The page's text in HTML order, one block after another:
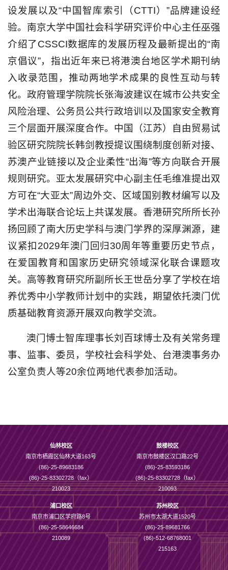
设发展以及“中国智库索引（CTTI）”品牌建设经
验。南京大学中国社会科学研究评价中心主任巫强
介绍了CSSCI数据库的发展历程及最新提出的“南
京倡议”，指出近年来已将港澳台地区学术期刊纳
入收录范围，推动两地学术成果的良性互动与转
化。政府管理学院院长张海波建议在城市公共安全
风险治理、公务员公共行政培训以及国家安全教育
三个层面开展深度合作。中国（江苏）自由贸易试
验区研究院院长韩剑教授提议围绕制度创新对接、
苏澳产业链接以及企业柔性“出海”等方向联合开展
规则研究。亚太发展研究中心副主任毛维准提出双
方可在“大亚太”周边外交、区域国别教材编写以及
学术出海联合论坛上共谋发展。香港研究所所长孙
扬回顾了南大历史学科与澳门学界的深厚渊源，建
议紧扣2029年澳门回归30周年等重要历史节点，
在爱国教育和国家历史研究领域深化联合课题攻
关。高等教育研究所副所长王世岳分享了学校在培
养优秀中小学教师计划中的实践，期望依托澳门优
质基础教育资源开展双向教学交流。
澳门博士智库理事长刘百球博士及有关常务理
事、监事、委员， 学校社会科学处、台港澳事务办
公室负责人等20余位两地代表参加活动。
仙林校区
南京市栖霞区仙林大道163号
(86)-25-89683186
(86)-25-83302728（fax）
210023
鼓楼校区
南京市鼓楼区汉口路22号
(86)-25-83593186
(86)-25-83302728（fax）
210093
浦口校区
南京市浦口区学府路8号
(86)-25-58646684
210089
苏州校区
苏州市太湖大道1520号
(86)-25-89681766
(86)-512-68768001
215163